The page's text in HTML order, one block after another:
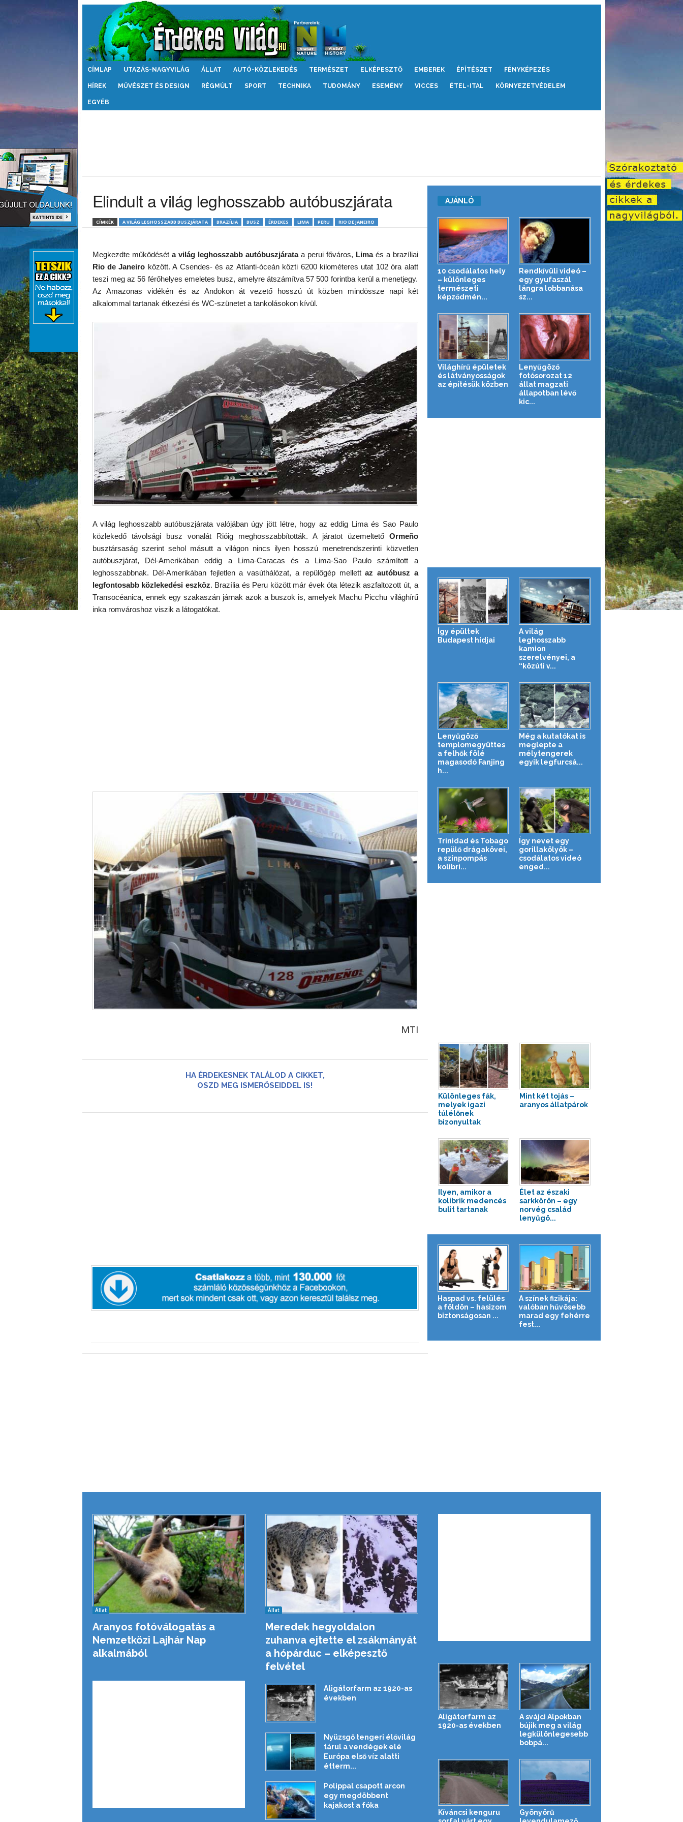
Érdekes
CÍMLAP UTAZÁS-NAGYVILÁG ÁLLAT AUTÓ-KÖZLEKEDÉS TERMÉSZET ELKÉPESZTŐ EMBEREK ÉPÍTÉSZET FÉNYKÉPEZÉS
HÍREK MŰVÉSZET ÉS DESIGN RÉGMÚLT SPORT TECHNIKA TUDOMÁNY ESEMÉNY VICCES ÉTEL-ITAL KÖRNYEZETVÉDELEM
EGYÉB
Elindult a világ leghosszabb autóbuszjárata
CÍMKÉK A VILÁG LEGHOSSZABB BUSZJÁRATA BRAZÍLIA BUSZ ÉRDEKES LIMA PERU RIO DE JANEIRO
Megkezdte működéséta világ leghosszabb autóbuszjárataa perui főváros, Limaés a brazíliai
Rio de Janeiro között. A Csendes- és az Atlanti-óceán közti 6200 kilométeres utat 102 óra alatt
teszi meg az 56 férőhelyes emeletes busz, amelyre átszámítva 57 500 forintba kerül a menetjegy.
Az Amazonas vidékén és az Andokon át vezető hosszú út közben mindössze napi két
alkalommal tartanak étkezési és WC-szünetet a tankolásokon kívül.
A világ leghosszabb autóbuszjárata valójában úgy jött létre, hogy az eddig Lima és Sao Paulo
közlekedő távolsági busz vonalát Rióig meghosszabbították. A járatot üzemeltető Ormeño
busztársaság szerint sehol másutt a világon nincs ilyen hosszú menetrendszerinti közvetlen
autóbuszjárat, Dél-Amerikában eddig a Lima-Caracas és a Lima-Sao Paulo számított a
leghosszabbnak. Dél-Amerikában fejletlen a vasúthálózat, a repülőgép mellettaz autóbusz a
legfontosabb közlekedési eszköz. Brazília és Peru között már évek óta létezik aszfaltozott út, a
Transocéanica, ennek egy szakaszán járnak azok a buszok is, amelyek Machu Picchu világhírű
inka romvároshoz viszik a látogatókat.
MTI
HA ÉRDEKESNEK TALÁLOD A CIKKET,
OSZD MEG ISMERŐSEIDDEL IS!
AJÁNLÓ
10 csodálatos hely
– különleges
természeti
képződmén...
Rendkívüli videó –
egy gyufaszál
lángra lobbanása
sz...
Világhírű épületek
és látványosságok
az építésük közben
Lenyűgöző
fotósorozat 12
állat magzati
állapotban lévő
kic...
Így épültek
Budapest hídjai
A világ
leghosszabb
kamion
szerelvényei, a
“közúti v...
Lenyűgöző
templomegyüttes
a felhők fölé
magasodó Fanjing
h...
Még a kutatókat is
meglepte a
mélytengerek
egyik legfurcsá...
Trinidad és Tobago
repülő drágakövei,
a színpompás
kolibri...
Így nevet egy
gorillakölyök –
csodálatos videó
enged...
Különleges fák,
melyek igazi
túlélőnek
bizonyultak
Mint két tojás –
aranyos állatpárok
Ilyen, amikor a
kolibrik medencés
bulit tartanak
Élet az északi
sarkkörön – egy
norvég család
lenyűgö...
Haspad vs. felülés
a földön – hasizom
biztonságosan ...
A színek fizikája:
valóban hűvösebb
marad egy fehérre
fest...
Állat
Aranyos fotóválogatás a
Nemzetközi Lajhár Nap
alkalmából
Állat
Meredek hegyoldalon
zuhanva ejtette el zsákmányát
a hópárduc – elképesztő
felvétel
Aligátorfarm az 1920-as
években
Nyüzsgő tengeri élővilág
tárul a vendégek elé
Európa első víz alatti
étterm...
Polippal csapott arcon
egy megdöbbent
kajakost a fóka
Aligátorfarm az
1920-as években
A svájci Alpokban
bújik meg a világ
legkülönlegesebb
bobpá...
Kíváncsi kenguru
Gyönyörű